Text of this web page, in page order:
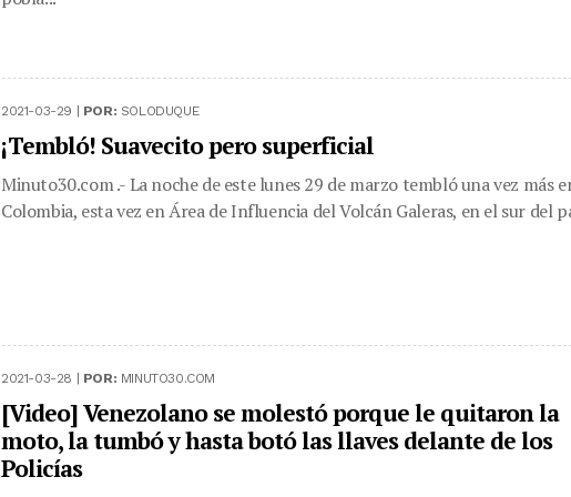
2021-03-29 | POR: SOLODUQUE
¡Tembló! Suavecito pero superficial
Minuto30.com .- La noche de este lunes 29 de marzo tembló una vez más
Colombia, esta vez en Área de Influencia del Volcán Galeras, en el sur del
2021-03-28 | POR: MINUTO30.COM
[Video] Venezolano se molestó porque le quitaron la
moto, la tumbó y hasta botó las llaves delante de los
Policías